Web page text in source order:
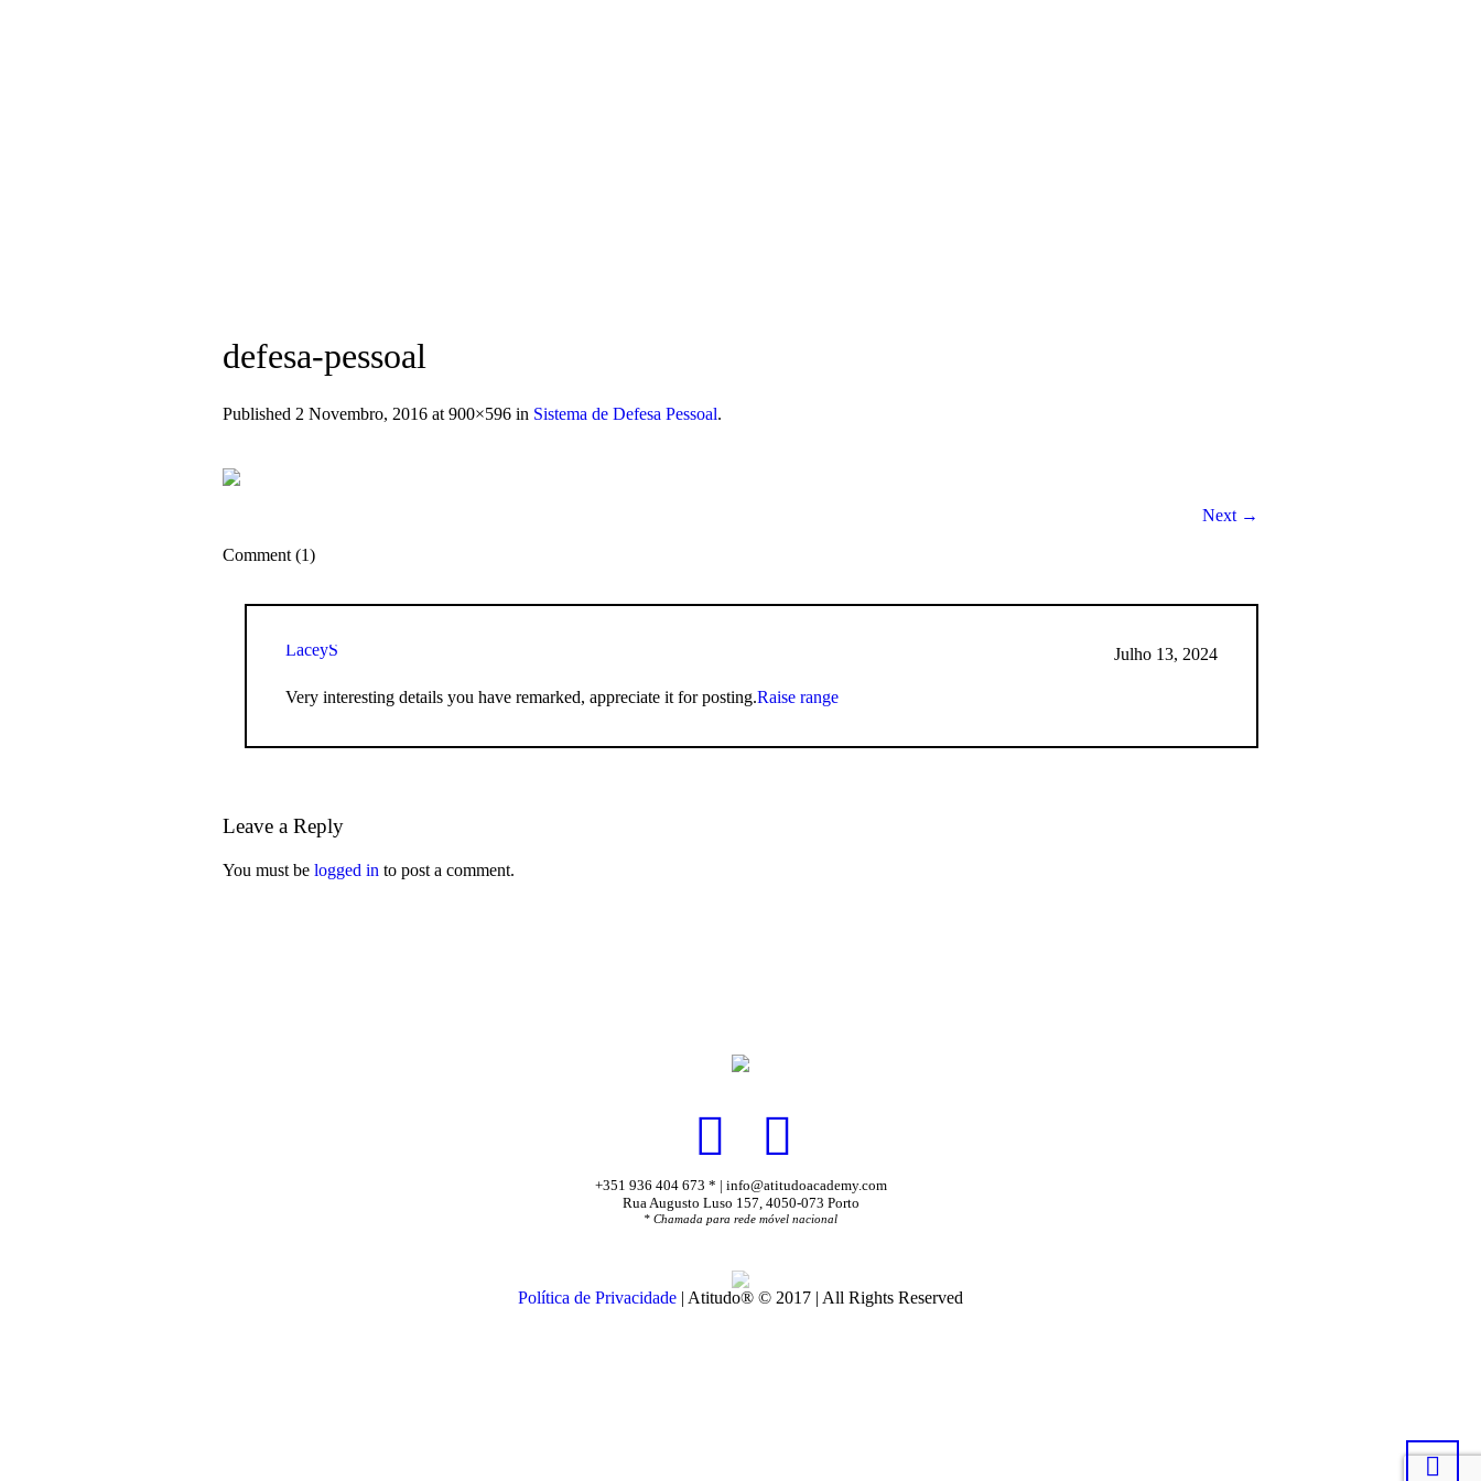
defesa-pessoal
Published 2 Novembro, 2016 at 900×596 in Sistema de Defesa Pessoal.
Next →
Comment (1)
Julho 13, 2024
LaceyS
Very interesting details you have remarked, appreciate it for posting.Raise range
Leave a Reply
You must be logged in to post a comment.
+351 936 404 673 * | info@atitudoacademy.com
Rua Augusto Luso 157, 4050-073 Porto
* Chamada para rede móvel nacional
Política de Privacidade | Atitudo® © 2017 | All Rights Reserved